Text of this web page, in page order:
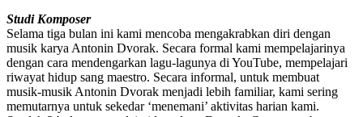
Studi Komposer
Selama tiga bulan ini kami mencoba mengakrabkan diri dengan
musik karya Antonin Dvorak. Secara formal kami mempelajarinya
dengan cara mendengarkan lagu-lagunya di YouTube, mempelajari
riwayat hidup sang maestro. Secara informal, untuk membuat
musik-musik Antonin Dvorak menjadi lebih familiar, kami sering
memutarnya untuk sekedar ‘menemani’ aktivitas harian kami.